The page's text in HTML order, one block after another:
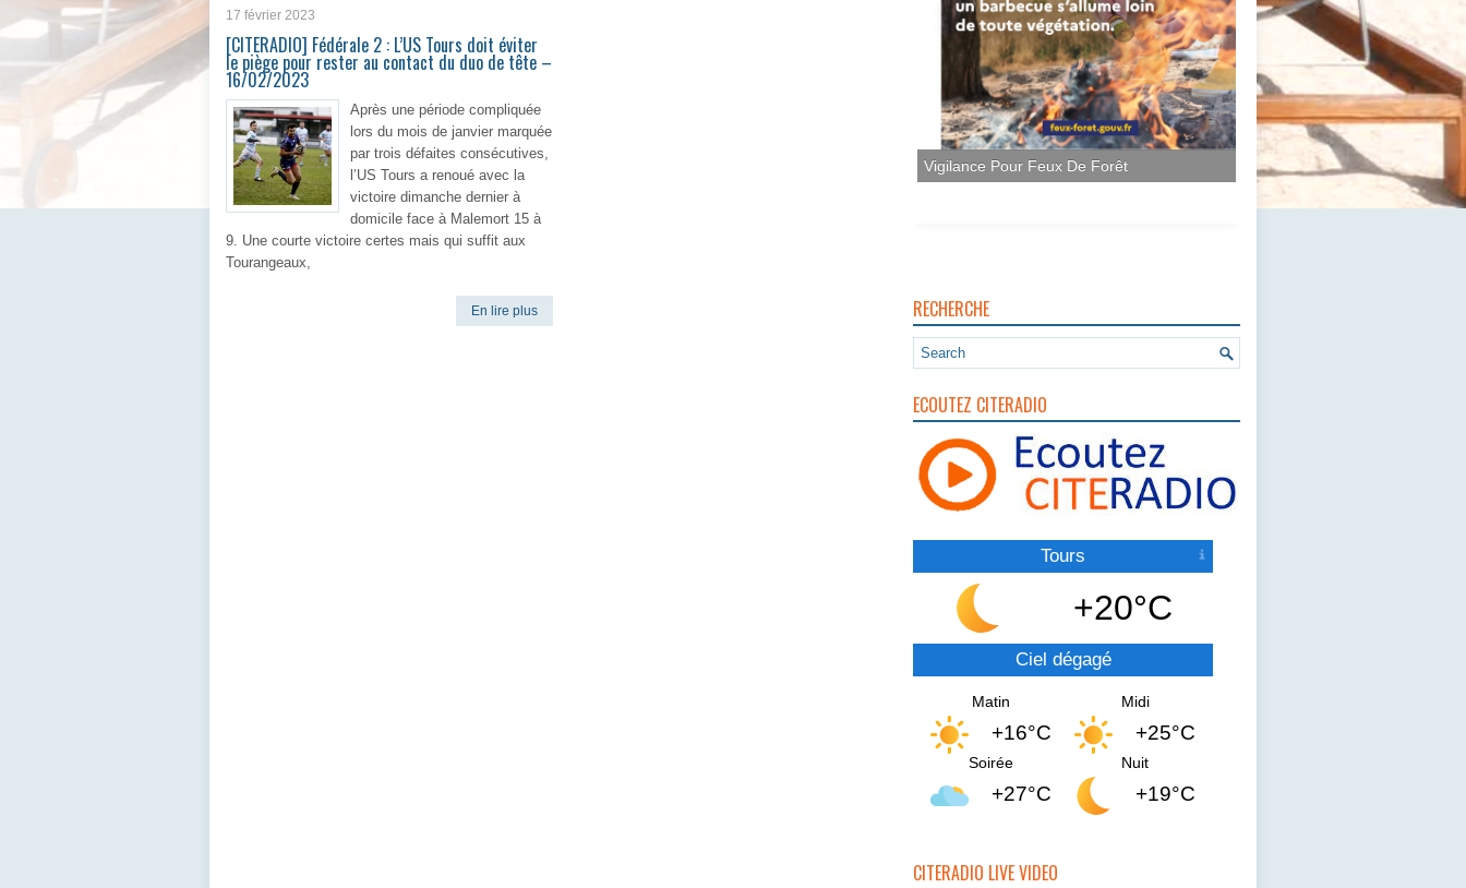
17 février 2023
[CITERADIO] Fédérale 2 : L’US Tours doit éviter
le piège pour rester au contact du duo de tête –
16/02/2023
Après une période compliquée
lors du mois de janvier marquée
par trois défaites consécutives,
l’US Tours a renoué avec la
victoire dimanche dernier à
domicile face à Malemort 15 à
9. Une courte victoire certes mais qui suffit aux
Tourangeaux,
En lire plus
Vigilance Pour Feux De Forêt
RECHERCHE
ECOUTEZ CITERADIO
Tours
+20°C
Ciel dégagé
Matin
+16°C
Midi
+25°C
Soirée
+27°C
Nuit
+19°C
CITERADIO LIVE VIDEO